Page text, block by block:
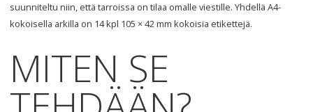
suunniteltu niin, että tarroissa on tilaa omalle viestille. Yhdellä A4-
kokoisella arkilla on 14 kpl 105 × 42 mm kokoisia etikettejä.
MITEN SE